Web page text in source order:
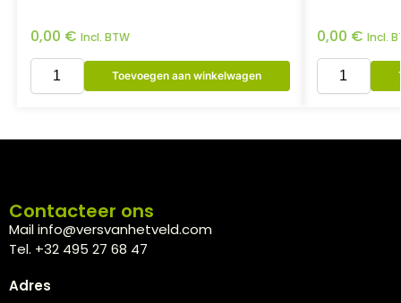
0,00 € Incl. BTW
Toevoegen aan winkelwagen
0,00 € Incl.
Contacteer ons
Mail info@versvanhetveld.com
Tel. +32 495 27 68 47
Adres